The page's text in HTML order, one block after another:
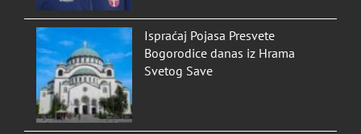
Ispraćaj Pojasa Presvete
Bogorodice danas iz Hrama
Svetog Save